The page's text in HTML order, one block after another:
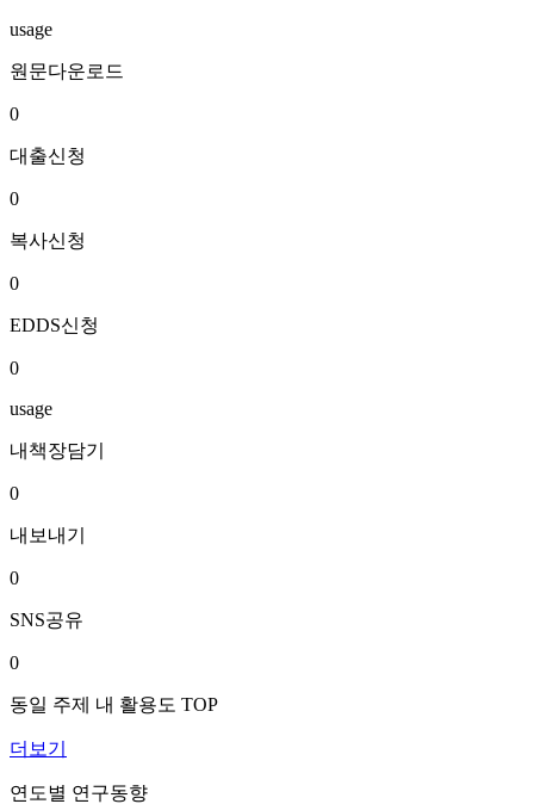
usage
원문다운로드
0
대출신청
0
복사신청
0
EDDS신청
0
usage
내책장담기
0
내보내기
0
SNS공유
0
동일 주제 내 활용도 TOP
더보기
연도별 연구동향